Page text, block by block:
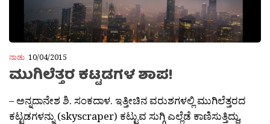
ನಾಡು 10/04/2015
ಮುಗಿಲೆತ್ತರ ಕಟ್ಟಡಗಳ ಶಾಪ!
– ಅನ್ನದಾನೇಶ ಶಿ. ಸಂಕದಾಳ. ಇತ್ತೀಚಿನ ವರುಶಗಳಲ್ಲಿ ಮುಗಿಲೆತ್ತರದ
ಕಟ್ಟಡಗಳನ್ನು (skyscraper) ಕಟ್ಟುವ ಸುಗ್ಗಿ ಎಲ್ಲೆಡೆ ಕಾಣಿಸುತ್ತಿದ್ದು,